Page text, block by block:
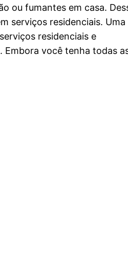
ou fumantes em casa.
serviços residenciais. Uma
residenciais e
Embora você tenha todas